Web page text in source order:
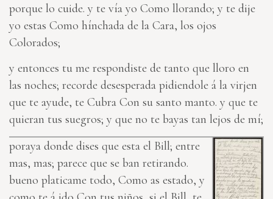
porque lo cuide. y te vía yo Como llorando; y te dije
yo estas Como hínchada de la Cara, los ojos
Colorados;
y entonces tu me respondiste de tanto que lloro en
las noches; recorde desesperada pidiendole á la virjen
que te ayude, te Cubra Con su santo manto. y que te
quieran tus suegros; y que no te bayas tan lejos de mí;
poraya donde dises que esta el Bill; entre
mas, mas; parece que se ban retirando.
bueno platicame todo, Como as estado, y